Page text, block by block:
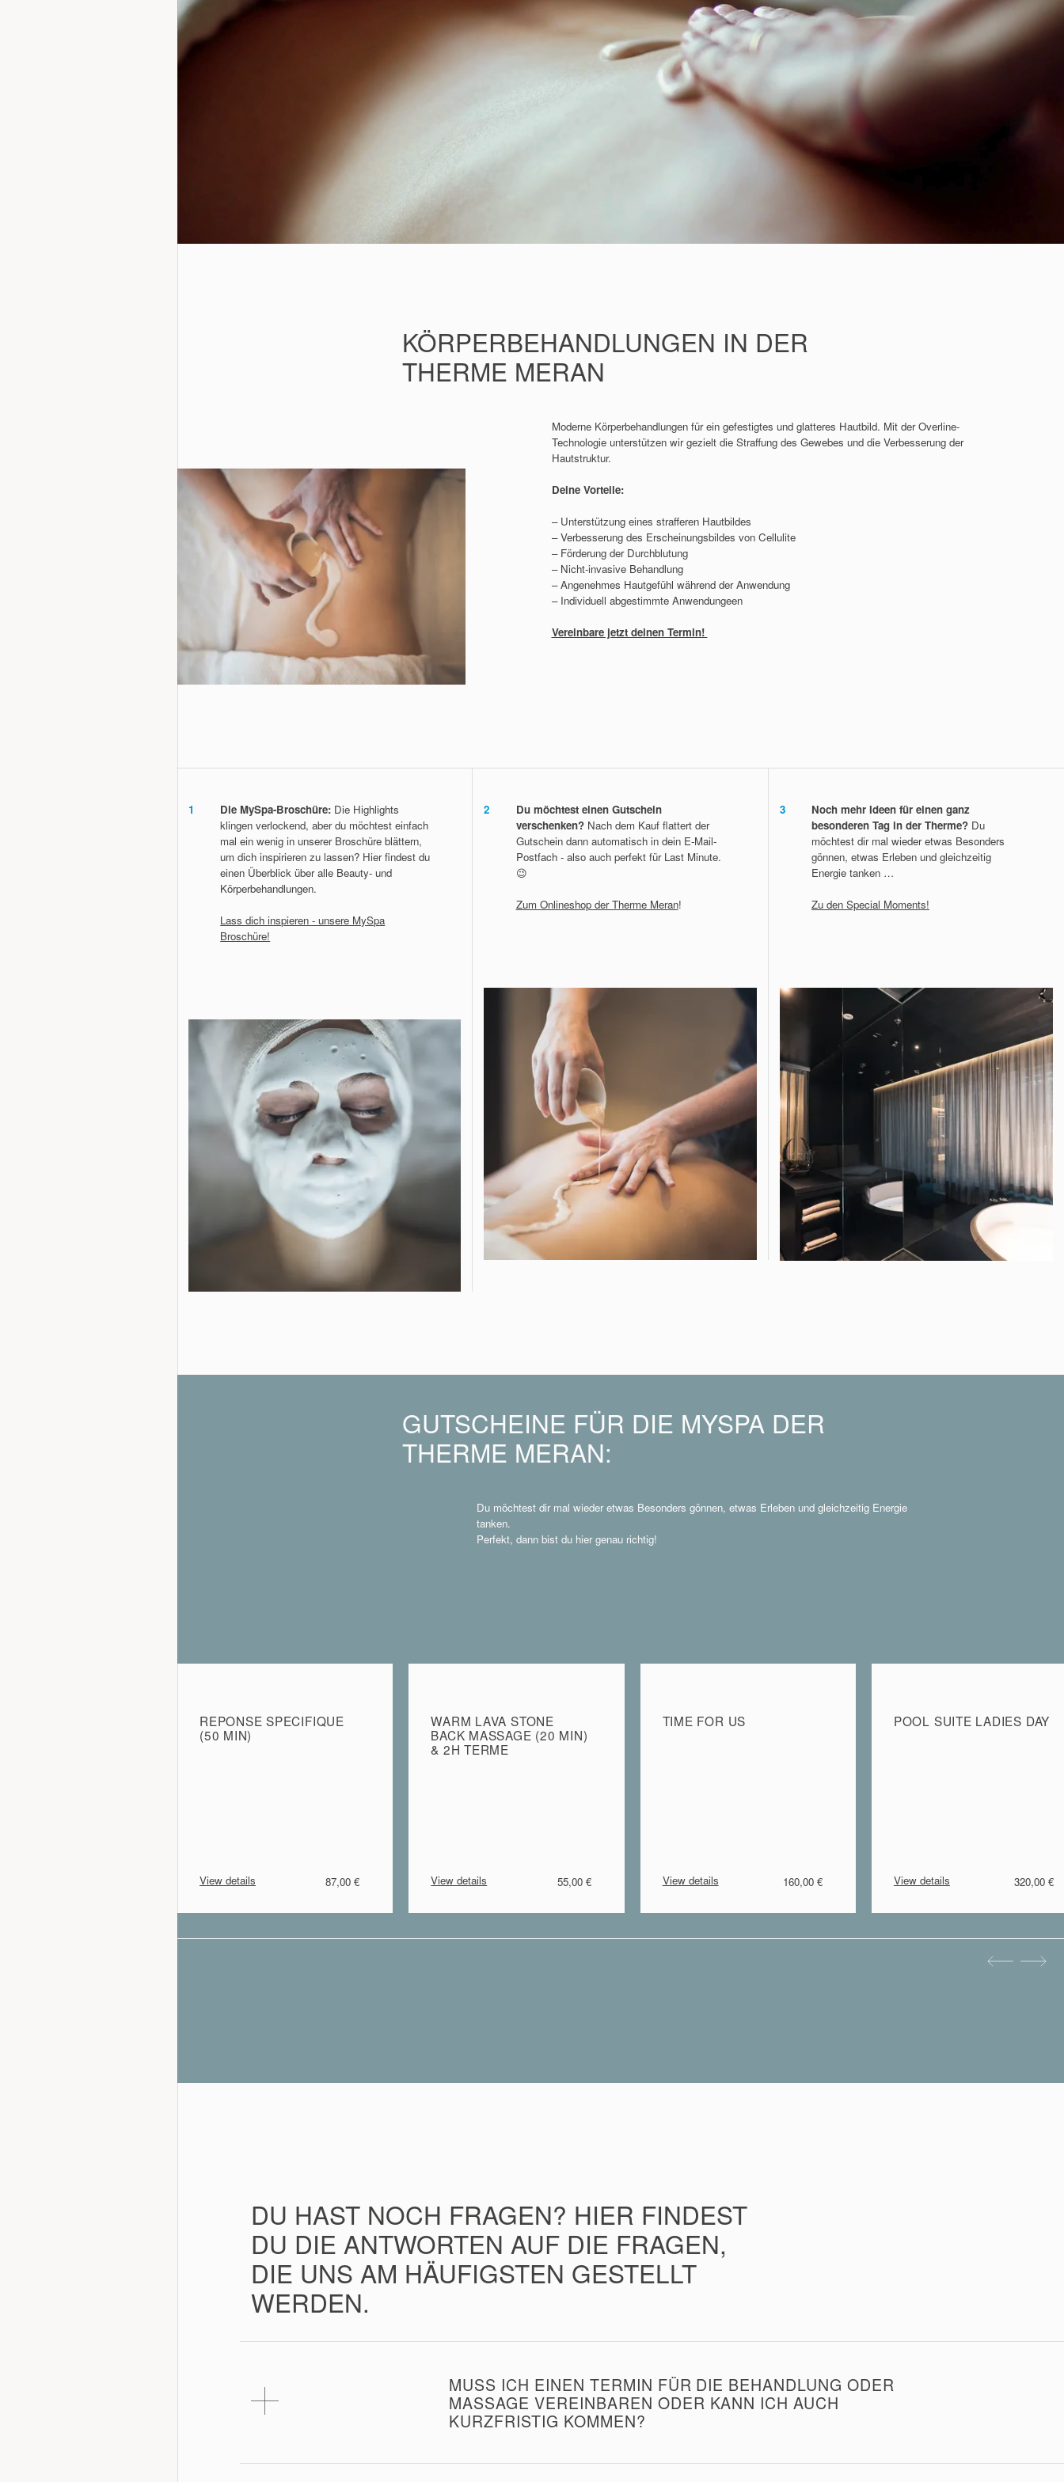
KÖRPERBEHANDLUNGEN IN DER
THERME MERAN
Moderne Körperbehandlungen für ein gefestigtes und glatteres Hautbild. Mit der Overline-
Technologie unterstützen wir gezielt die Straffung des Gewebes und die Verbesserung der
Hautstruktur.
Deine Vorteile:
– Unterstützung eines strafferen Hautbildes
– Verbesserung des Erscheinungsbildes von Cellulite
– Förderung der Durchblutung
– Nicht-invasive Behandlung
– Angenehmes Hautgefühl während der Anwendung
– Individuell abgestimmte Anwendungeen
Vereinbare jetzt deinen Termin!
1 Die MySpa-Broschüre: Die Highlights
klingen verlockend, aber du möchtest einfach
mal ein wenig in unserer Broschüre blättern,
um dich inspirieren zu lassen? Hier findest du
einen Überblick über alle Beauty- und
Körperbehandlungen.
Lass dich inspieren - unsere MySpa
Broschüre!
2
Du möchtest einen Gutschein
verschenken?Nach dem Kauf flattert der
Gutschein dann automatisch in dein E-Mail-
Postfach - also auch perfekt für Last Minute.
😉
Zum Onlineshop der Therme Meran!
3
Noch mehr Ideen für einen ganz
besonderen Tag in der Therme? Du
möchtest dir mal wieder etwas Besonders
gönnen, etwas Erleben und gleichzeitig
Energie tanken …
Zu den Special Moments!
GUTSCHEINE FÜR DIE MYSPA DER
THERME MERAN:
Du möchtest dir mal wieder etwas Besonders gönnen, etwas Erleben und gleichzeitig Energie
tanken.
Perfekt, dann bist du hier genau richtig!
REPONSE SPECIFIQUE
(50 MIN)
View details 87,00 €
WARM LAVA STONE
BACK MASSAGE (20 MIN)
& 2H TERME
View details 55,00 €
TIME FOR US
View details 160,00 €
POOL SUITE LADIES DAY
View details 320,00 €
DU HAST NOCH FRAGEN? HIER FINDEST
DU DIE ANTWORTEN AUF DIE FRAGEN,
DIE UNS AM HÄUFIGSTEN GESTELLT
WERDEN.
MUSS ICH EINEN TERMIN FÜR DIE BEHANDLUNG ODER
MASSAGE VEREINBAREN ODER KANN ICH AUCH
KURZFRISTIG KOMMEN?